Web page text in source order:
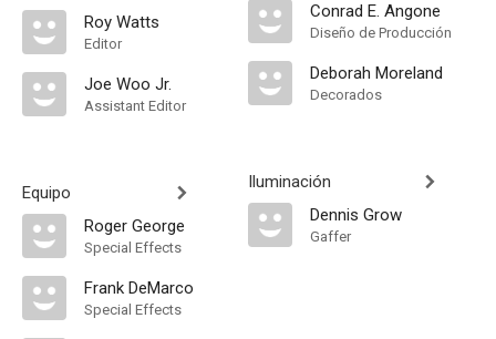
Roy Watts
Editor
Joe Woo Jr.
Assistant Editor
Equipo
Roger George
Special Effects
Frank DeMarco
Special Effects
Conrad E. Angone
Diseño de Producción
Deborah Moreland
Decorados
Iluminación
Dennis Grow
Gaffer